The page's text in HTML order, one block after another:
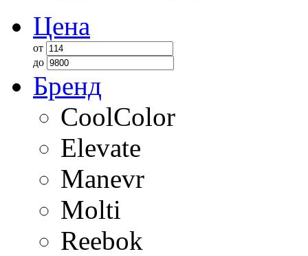
Цена
от
до
Бренд
CoolColor
Elevate
Manevr
Molti
Reebok